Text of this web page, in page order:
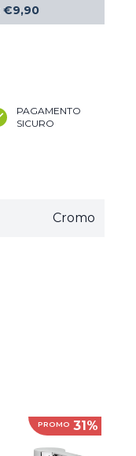
€9,90
PAGAMENTO
SICURO
Cromo
PROMO 31%